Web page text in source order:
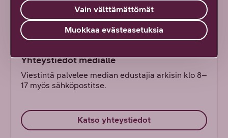
Yhteystiedot medialle
Viestintä palvelee median edustajia arkisin klo 8–
17 myös sähköpostitse.
Katso yhteystiedot
Vain välttämättömät
Muokkaa evästeasetuksia